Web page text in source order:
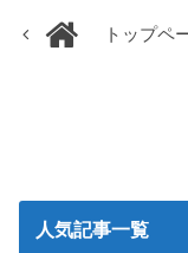
トップペ
人気記事一覧